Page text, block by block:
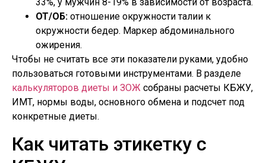
33%, у мужчин 8-19% в зависимости от возраста.
ОТ/ОБ: отношение окружности талии к
окружности бедер. Маркер абдоминального
ожирения.
Чтобы не считать все эти показатели руками, удобно
пользоваться готовыми инструментами. В разделе
калькуляторов диеты и ЗОЖ собраны расчеты КБЖУ,
ИМТ, нормы воды, основного обмена и подсчет под
конкретные диеты.
Как читать этикетку с